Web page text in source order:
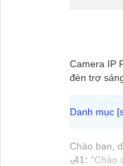
Camera IP
đèn trợ
Chào bạn,
🛃1: "Chào